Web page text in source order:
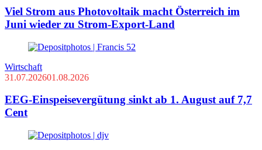
Viel Strom aus Photovoltaik macht Österreich im
Juni wieder zu Strom-Export-Land
Wirtschaft
31.07.202601.08.2026
EEG-Einspeisevergütung sinkt ab 1. August auf 7,7
Cent